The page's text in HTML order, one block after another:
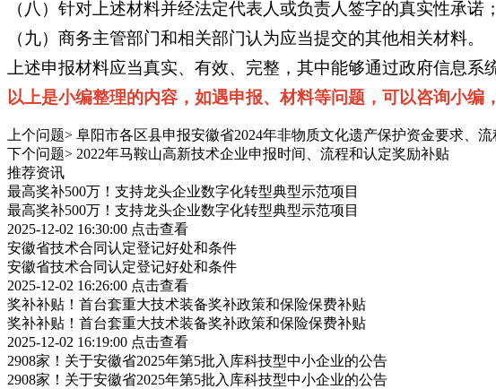
（八）针对上述材料并经法定代表人或负责人签字的真实性承诺；
（九）商务主管部门和相关部门认为应当提交的其他相关材料。
上述申报材料应当真实、有效、完整，其中能够通过政府信息系
以上是小编整理的内容，如遇申报、材料等问题，可以咨询小编
上个问题> 阜阳市各区县申报安徽省2024年非物质文化遗产保护资金要求、
下个问题> 2022年马鞍山高新技术企业申报时间、流程和认定奖励补贴
推荐资讯
最高奖补500万！支持龙头企业数字化转型典型示范项目
最高奖补500万！支持龙头企业数字化转型典型示范项目
2025-12-02 16:30:00 点击查看
安徽省技术合同认定登记好处和条件
安徽省技术合同认定登记好处和条件
2025-12-02 16:26:00 点击查看
奖补补贴！首台套重大技术装备奖补政策和保险保费补贴
奖补补贴！首台套重大技术装备奖补政策和保险保费补贴
2025-12-02 16:19:00 点击查看
2908家！关于安徽省2025年第5批入库科技型中小企业的公告
2908家！关于安徽省2025年第5批入库科技型中小企业的公告